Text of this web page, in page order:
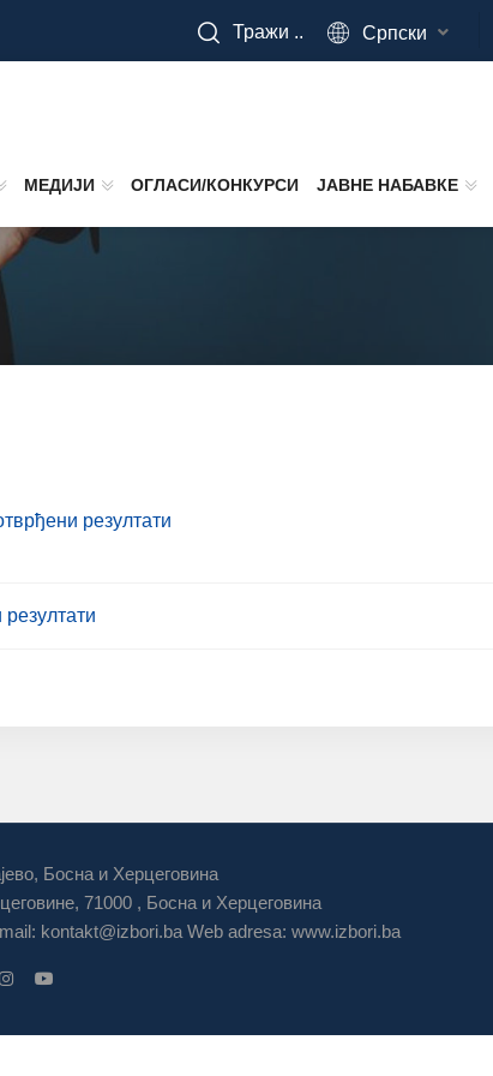
Тражи .. Српски
МЕДИЈИ ОГЛАСИ/КОНКУРСИ ЈАВНЕ НАБАВКЕ
резултати
Босна и Херцеговина
71000 , Босна и Херцеговина
kontakt@izbori.baWeb adresa: www.izbori.ba